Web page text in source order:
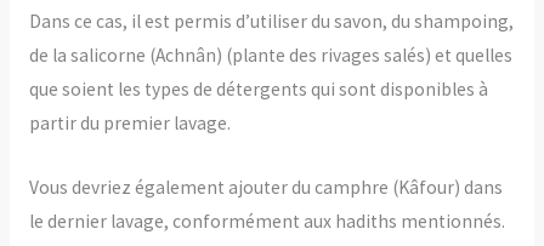
Dans ce cas, il est permis d’utiliser du savon, du shampoing,
de la salicorne (Achnân) (plante des rivages salés) et quelles
que soient les types de détergents qui sont disponibles à
partir du premier lavage.
Vous devriez également ajouter du camphre (Kâfour) dans
le dernier lavage, conformément aux hadiths mentionnés.